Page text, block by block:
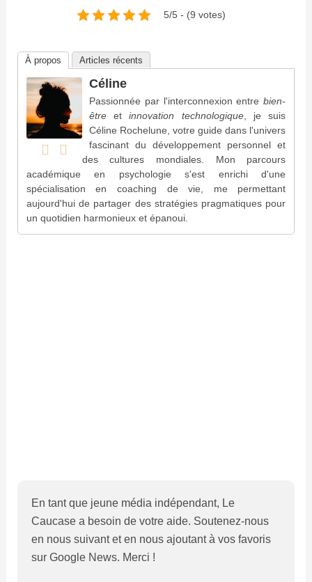
5/5 - (9 votes)
À propos Articles récents
Céline
Passionnée par l'interconnexion entrebien-
êtreetinnovation technologique, je suis
Céline Rochelune, votre guide dans l'univers
fascinant du développement personnel et
des cultures mondiales. Mon parcours
académique en psychologie s'est enrichi d'une
spécialisation en coaching de vie, me permettant
aujourd'hui de partager des stratégies pragmatiques pour
un quotidien harmonieux et épanoui.
En tant que jeune média indépendant, Le
Caucase a besoin de votre aide. Soutenez-nous
en nous suivant et en nous ajoutant à vos favoris
sur Google News. Merci !